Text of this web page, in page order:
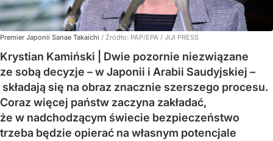
Premier Japonii Sanae Takaichi / Źródło: PAP/EPA / JIJI PRESS
Krystian Kamiński | Dwie pozornie niezwiązane
ze sobą decyzje – w Japonii i Arabii Saudyjskiej –
składają się na obraz znacznie szerszego procesu.
Coraz więcej państw zaczyna zakładać,
że w nadchodzącym świecie bezpieczeństwo
trzeba będzie opierać na własnym potencjale